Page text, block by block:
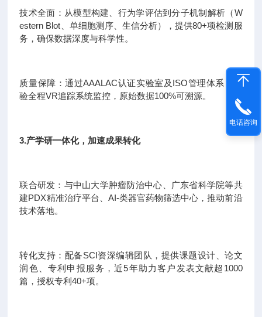
技术全面：从模型构建、行为学评估到分子机制解析（W
estern Blot、单细胞测序、生信分析），提供80+项检测服
务，确保数据深度与科学性。
质量保障：通过AAALAC认证实验室及ISO管理体系，实
验全程VR追踪系统监控，原始数据100%可溯源。
3.产学研一体化，加速成果转化
联合研发：与中山大学肿瘤防治中心、广东省科学院等共
建PDX精准治疗平台、AI-类器官药物筛选中心，推动前沿
技术落地。
转化支持：配备SCI资深编辑团队，提供课题设计、论文
润色、专利申报服务，近5年助力客户发表文献超1000
篇，授权专利40+项。
电话咨询